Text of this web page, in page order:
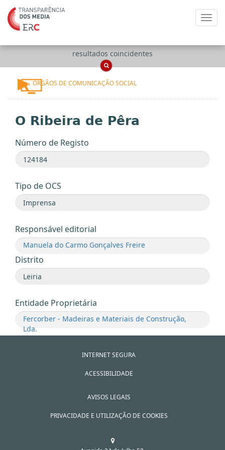
resultados coincidentes
ÓRGÃOS DE COMUNICAÇÃO SOCIAL
O Ribeira de Pêra
Número de Registo
Tipo de OCS
Responsável editorial
Manuela do Carmo Gonçalves Freire
Distrito
Entidade Proprietária
Fercorber - Madeiras e Materiais de Construção,
Lda.
INTERNET SEGURA
ACESSIBILIDADE
AVISOS LEGAIS
PRIVACIDADE E UTILIZAÇÃO DE COOKIES